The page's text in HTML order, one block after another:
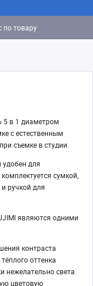
по товару
5 в 1 диаметром
с естественным
съемке в студии.
для
сумкой,
ручкой для
являются одними
контраста
оттенка
нежелательно света
цветовую